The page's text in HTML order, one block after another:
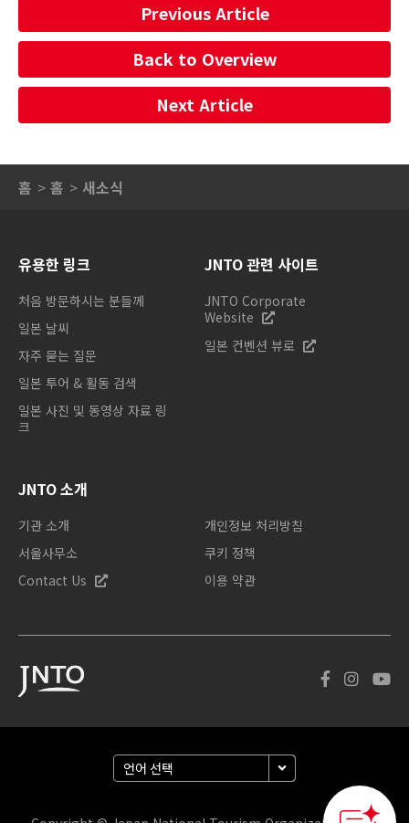
Previous Article
Back to Overview
Next Article
홈 홈 새소식
유용한 링크
처음 방문하시는 분들께
일본 날씨
자주 묻는 질문
일본 투어 & 활동 검색
일본 사진 및 동영상 자료 링
크
JNTO 관련 사이트
JNTO Corporate
Website
일본 컨벤션 뷰로
JNTO 소개
기관 소개
서울사무소
Contact Us
개인정보 처리방침
쿠키 정책
이용 약관